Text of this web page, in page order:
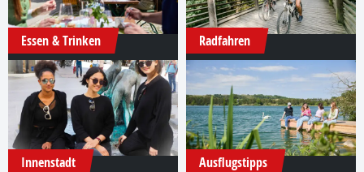
Essen & Trinken Radfahren
Innenstadt Ausflugstipps